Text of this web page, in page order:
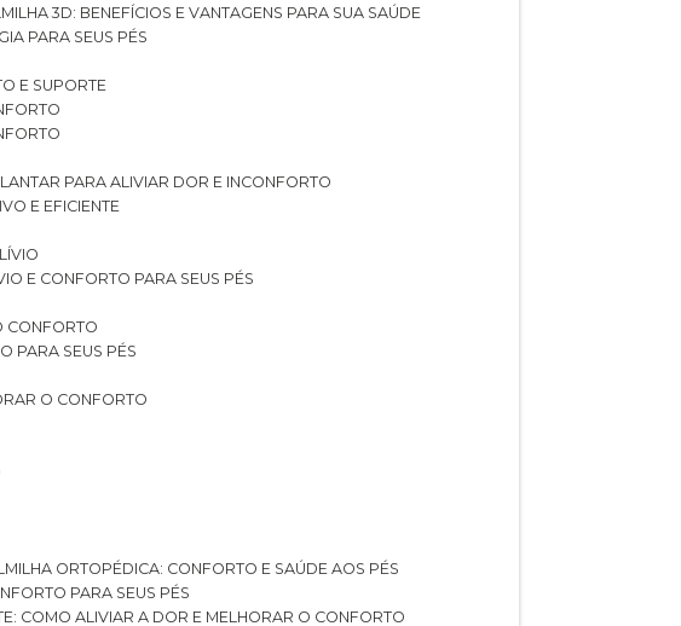
3D: BENEFÍCIOS E VANTAGENS PARA SUA SAÚDE
PARA SEUS PÉS
E SUPORTE
PARA ALIVIAR DOR E INCONFORTO
E EFICIENTE
E CONFORTO PARA SEUS PÉS
CONFORTO
PARA SEUS PÉS
O CONFORTO
ORTOPÉDICA: CONFORTO E SAÚDE AOS PÉS
PARA SEUS PÉS
COMO ALIVIAR A DOR E MELHORAR O CONFORTO